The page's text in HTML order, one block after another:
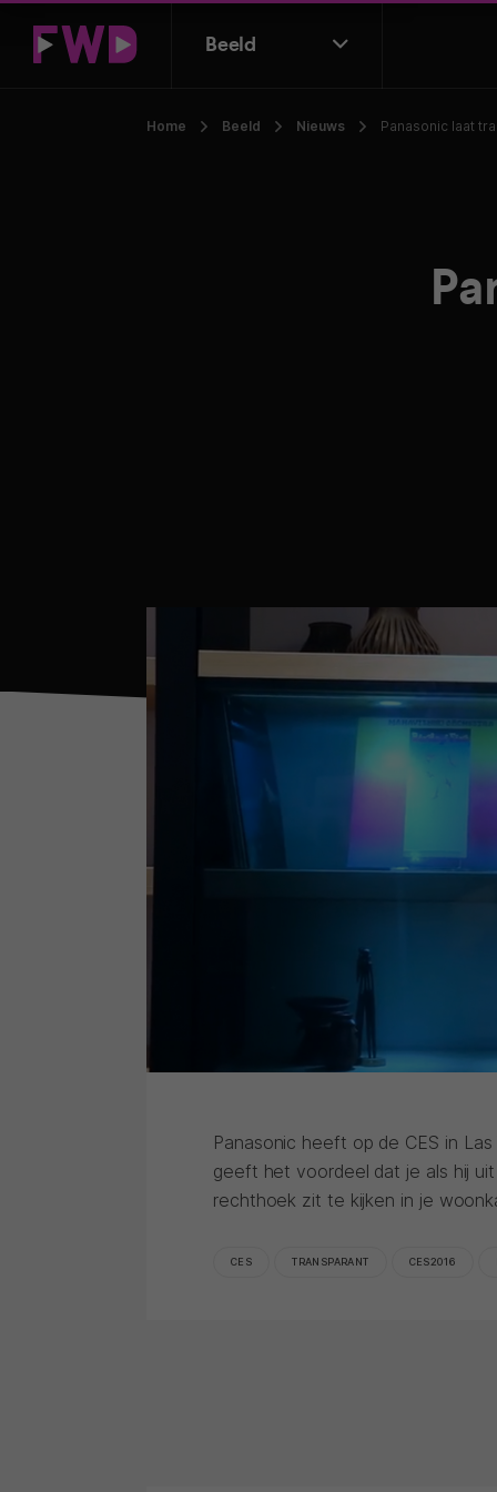
Beeld
Home Beeld Nieuws Panasonic laat
Panasonic heeft op de CES in
geeft het voordeel dat je als hij
rechthoek zit te kijken in je
CES TRANSPARANT CES2016